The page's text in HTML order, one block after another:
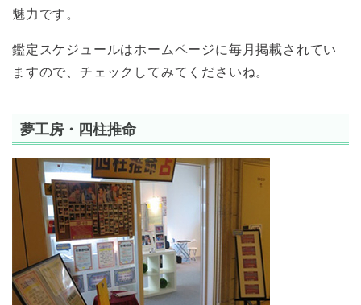
魅力です。
鑑定スケジュールはホームページに毎月掲載されてい
ますので、チェックしてみてくださいね。
夢工房・四柱推命